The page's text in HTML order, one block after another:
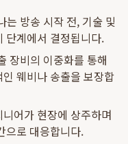
는 방송 시작 전, 기술 및
단계에서 결정됩니다.
장비의 이중화를 통해
웨비나 송출을 보장합
어가 현장에 상주하며
으로 대응합니다.